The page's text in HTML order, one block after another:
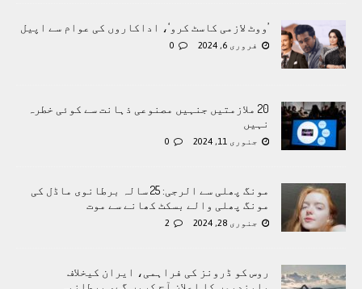
’ووٹ لازمی کاسٹ کرو‘، اداکاروں کی عوام سے اپیل
فروری 6, 2024 0
20 ملازمتیں جنہیں مصنوعی ذہانت سے کوئی خطرہ
نہیں
جنوری 11, 2024 0
مونگ پھلی سے الرجی: 25 سالہ برطانوی ماڈل کی
مونگ پھلی والے بسکٹ کھانے سے موت
جنوری 28, 2024 2
روس کو ڈرونز کی فراہمی، ایران کیخلاف